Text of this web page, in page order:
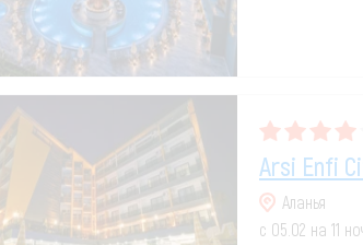
Arsi Enfi
Аланья
с 05.02 на 11